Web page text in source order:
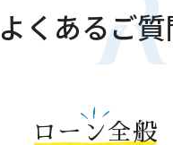
よくあるご質
ローン全般